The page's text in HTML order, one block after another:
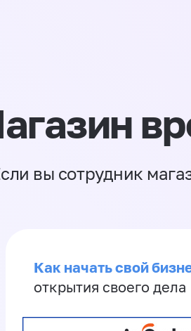
вы сотрудник
Как начать свой
открытия своего дела